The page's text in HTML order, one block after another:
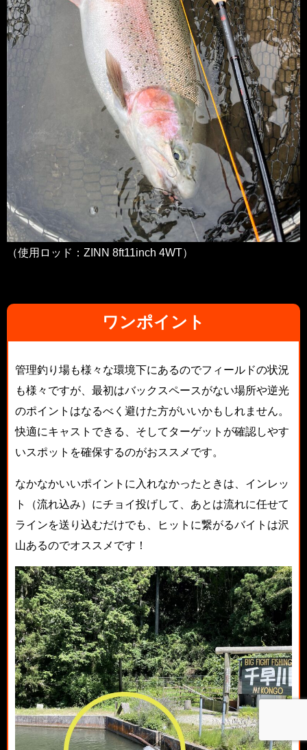
（使用ロッド：ZINN 8ft11inch 4WT）
ワンポイント
管理釣り場も様々な環境下にあるのでフィールドの状況
も様々ですが、最初はバックスペースがない場所や逆光
のポイントはなるべく避けた方がいいかもしれません。
快適にキャストできる、そしてターゲットが確認しやす
いスポットを確保するのがおススメです。
なかなかいいポイントに入れなかったときは、インレッ
ト（流れ込み）にチョイ投げして、あとは流れに任せて
ラインを送り込むだけでも、ヒットに繋がるバイトは沢
山あるのでオススメです！